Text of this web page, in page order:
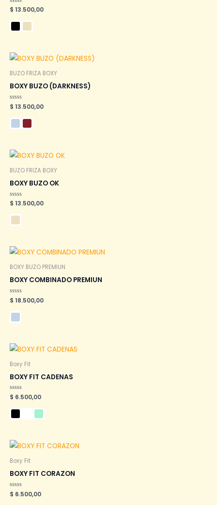
Valorado
en
0
de
5
$ 13.500,00
BUZO FRIZA BOXY
BOXY BUZO (DARKNESS)
Valorado
en
0
de
5
$ 13.500,00
BUZO FRIZA BOXY
BOXY BUZO OK
Valorado
en
0
5
$ 13.500,00
BOXY BUZO PREMIUN
BOXY COMBINADO PREMIUN
Valorado
en
de
5
$ 18.500,00
Boxy Fit
BOXY FIT CADENAS
Valorado
en
0
de
5
$ 6.500,00
Boxy Fit
BOXY FIT CORAZON
Valorado
en
$ 6.500,00